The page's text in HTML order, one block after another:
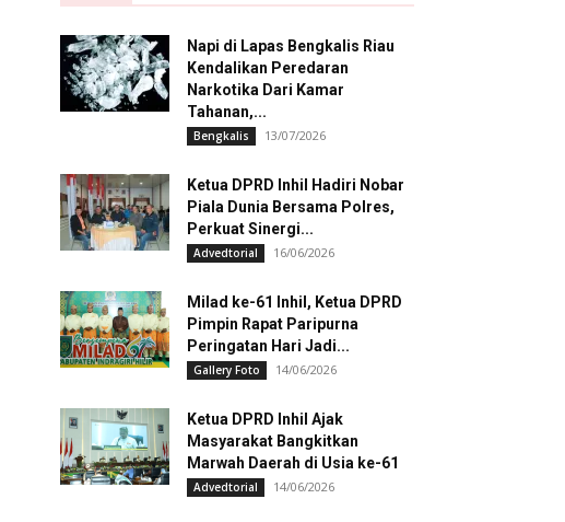
Napi di Lapas Bengkalis Riau
Kendalikan Peredaran
Narkotika Dari Kamar
Tahanan,...
Bengkalis 13/07/2026
Ketua DPRD Inhil Hadiri Nobar
Piala Dunia Bersama Polres,
Perkuat Sinergi...
Advedtorial 16/06/2026
Milad ke-61 Inhil, Ketua DPRD
Pimpin Rapat Paripurna
Peringatan Hari Jadi...
Gallery Foto 14/06/2026
Ketua DPRD Inhil Ajak
Masyarakat Bangkitkan
Marwah Daerah di Usia ke-61
Advedtorial 14/06/2026